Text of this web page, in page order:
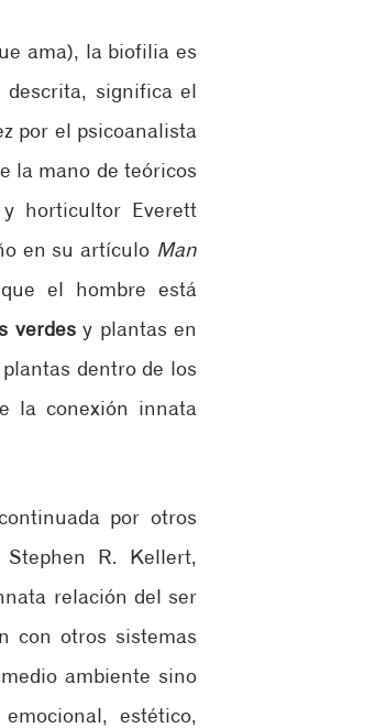
ama), la biofilia es
descrita, significa el
por el psicoanalista
la mano de teóricos
horticultor Everett
en su artículo Man
el hombre está
verdes y plantas en
la conexión innata
por otros
R. Kellert,
relación del ser
con otros sistemas
ambiente sino
estético,